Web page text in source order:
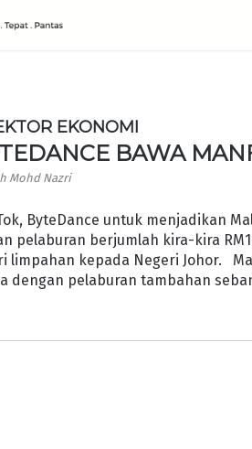
EKONOMI
BAWA
Mohd Nazri
ByteDance untuk menjadikan
pelaburan berjumlah kira-kira
limpahan kepada Negeri Johor.
dengan pelaburan tambahan